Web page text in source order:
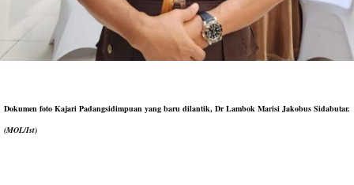
Dokumen foto Kajari Padangsidimpuan yang baru dilantik, Dr Lambok Marisi Jakobus Sidabutar.
(MOL/Ist)